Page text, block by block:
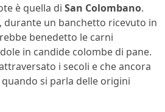
è quella di San Colombano.
durante un banchetto ricevuto in
benedetto le carni
in candide colombe di pane.
i secoli e che ancora
si parla delle origini